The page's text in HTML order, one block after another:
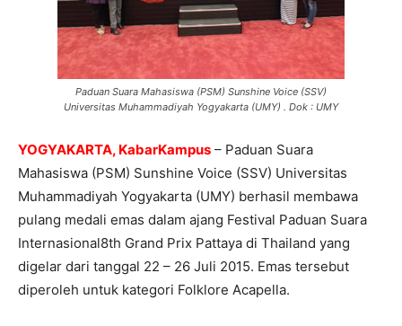
Paduan Suara Mahasiswa (PSM) Sunshine Voice (SSV)
Universitas Muhammadiyah Yogyakarta (UMY) . Dok : UMY
YOGYAKARTA, KabarKampus – Paduan Suara
Mahasiswa (PSM) Sunshine Voice (SSV) Universitas
Muhammadiyah Yogyakarta (UMY) berhasil membawa
pulang medali emas dalam ajang Festival Paduan Suara
Internasional8th Grand Prix Pattaya di Thailand yang
digelar dari tanggal 22 – 26 Juli 2015. Emas tersebut
diperoleh untuk kategori Folklore Acapella.